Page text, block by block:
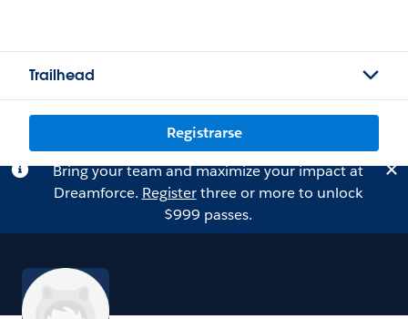
Trailhead
Registrarse
Bring your team and maximize your impact at
Dreamforce. Registerthree or more to unlock
$999 passes.